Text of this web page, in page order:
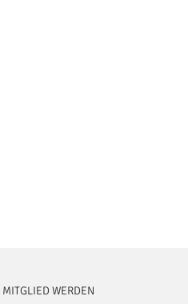
MITGLIED WERDEN